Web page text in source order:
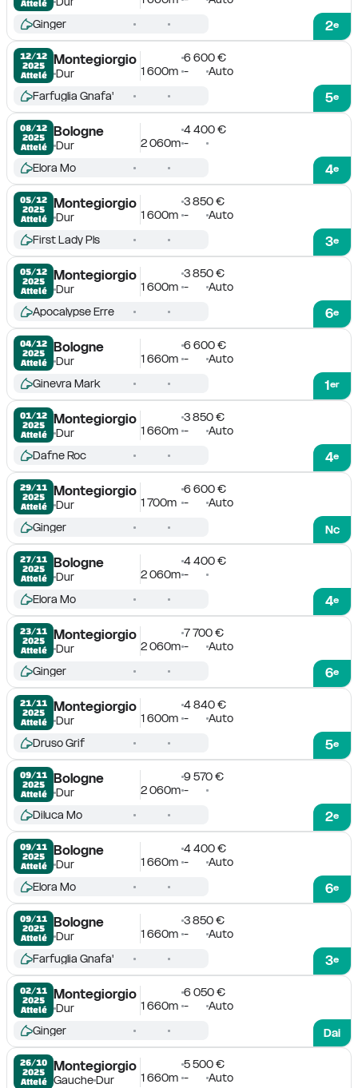
Attelé
2e
Ginger
12/12
2025
Attelé
Montegiorgio
Dur
6 600 €
1 600m - Auto
5e
Farfuglia Gnafa'
08/12
2025
Attelé
Bologne
Dur
4 400 €
2 060m -
4e
Elora Mo
05/12
2025
Attelé
Montegiorgio
Dur
3 850 €
1 600m - Auto
3e
First Lady Pls
05/12
2025
Attelé
Montegiorgio
Dur
3 850 €
1 600m - Auto
6e
Apocalypse Erre
04/12
2025
Attelé
Bologne
Dur
6 600 €
1 660m - Auto
1er
Ginevra Mark
01/12
2025
Attelé
Montegiorgio
Dur
3 850 €
1 660m - Auto
4e
Dafne Roc
29/11
2025
Attelé
Montegiorgio
Dur
6 600 €
1 700m -
Auto
Nc
Ginger
27/11
2025
Attelé
Bologne
Dur
4 400 €
2 060m -
4e
Elora Mo
23/11
2025
Attelé
Montegiorgio
Dur
7 700 €
2 060m - Auto
6e
Ginger
21/11
2025
Attelé
Montegiorgio
Dur
4 840 €
1 600m - Auto
5e
Druso Grif
09/11
2025
Attelé
Bologne
Dur
9 570 €
2 060m -
2e
Diluca Mo
09/11
2025
Attelé
Bologne
Dur
4 400 €
1 660m - Auto
6e
Elora Mo
09/11
2025
Attelé
Bologne
Dur
3 850 €
1 660m - Auto
3e
Farfuglia Gnafa'
02/11
2025
Attelé
Montegiorgio
Dur
6 050 €
1 660m -
Auto
Dai
Ginger
26/10
2025
Attelé
Montegiorgio
GaucheDur
5 500 €
1 660m -
Auto